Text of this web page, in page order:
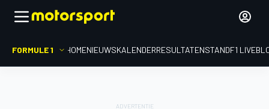
FORMULE 1 HOMENIEUWSKALENDERRESULTATENSTANDF1